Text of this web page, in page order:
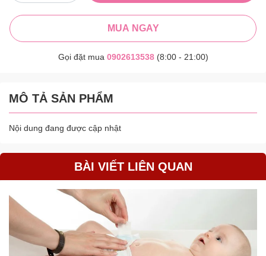
MUA NGAY
Gọi đặt mua 0902613538(8:00 - 21:00)
MÔ TẢ SẢN PHẨM
Nội dung đang được cập nhật
BÀI VIẾT LIÊN QUAN